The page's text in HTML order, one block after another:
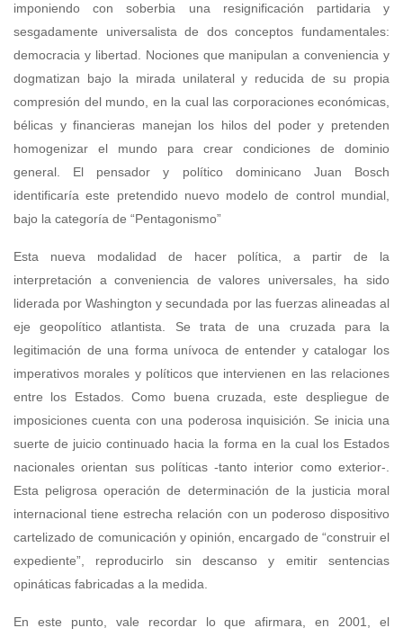
imponiendo con soberbia una resignificación partidaria y
sesgadamente universalista de dos conceptos fundamentales:
democracia y libertad. Nociones que manipulan a conveniencia y
dogmatizan bajo la mirada unilateral y reducida de su propia
compresión del mundo, en la cual las corporaciones económicas,
bélicas y financieras manejan los hilos del poder y pretenden
homogenizar el mundo para crear condiciones de dominio
general. El pensador y político dominicano Juan Bosch
identificaría este pretendido nuevo modelo de control mundial,
bajo la categoría de “Pentagonismo”
Esta nueva modalidad de hacer política, a partir de la
interpretación a conveniencia de valores universales, ha sido
liderada por Washington y secundada por las fuerzas alineadas al
eje geopolítico atlantista. Se trata de una cruzada para la
legitimación de una forma unívoca de entender y catalogar los
imperativos morales y políticos que intervienen en las relaciones
entre los Estados. Como buena cruzada, este despliegue de
imposiciones cuenta con una poderosa inquisición. Se inicia una
suerte de juicio continuado hacia la forma en la cual los Estados
nacionales orientan sus políticas -tanto interior como exterior-.
Esta peligrosa operación de determinación de la justicia moral
internacional tiene estrecha relación con un poderoso dispositivo
cartelizado de comunicación y opinión, encargado de “construir el
expediente”, reproducirlo sin descanso y emitir sentencias
opináticas fabricadas a la medida.
En este punto, vale recordar lo que afirmara, en 2001, el